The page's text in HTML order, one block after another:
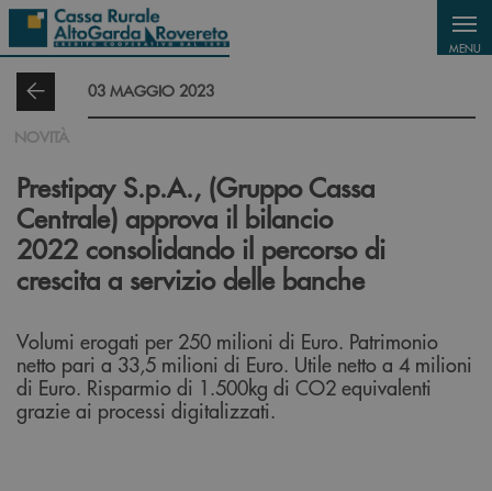
Salta al contenuto principale
MENU
03 MAGGIO 2023
NOVITÀ
Prestipay S.p.A., (Gruppo Cassa
Centrale) approva il bilancio
2022 consolidando il percorso di
crescita a servizio delle banche
Volumi erogati per 250 milioni di Euro. Patrimonio
netto pari a 33,5 milioni di Euro. Utile netto a 4 milioni
di Euro. Risparmio di 1.500kg di CO2 equivalenti
grazie ai processi digitalizzati.